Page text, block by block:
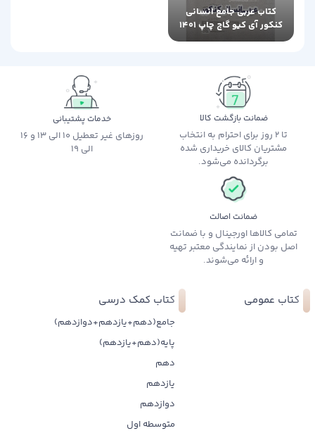
کتاب عربی جامع انسانی
کنکور آی کیو گاج چاپ 1401
ضمانت بازگشت کالا
تا 2 روز برای احترام به انتخاب
مشتریان کالای خریداری شده
برگردانده می‌شود.
خدمات پشتیبانی
روزهای غیر تعطیل 10 الی 13 و 16
الی 19
ضمانت اصالت
تمامی کالاها اورجینال و با ضمانت
اصل بودن از نمایندگی معتبر تهیه
و ارائه می‌شوند.
کتاب عمومی کتاب کمک درسی
جامع(دهم+یازدهم+دوازدهم)
پایه(دهم+یازدهم)
دهم
یازدهم
دوازدهم
متوسطه اول